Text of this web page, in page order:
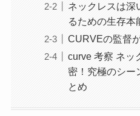
ネックレスは深
るための生存本
CURVEの監督
curve 考察 ネッ
密！究極のシー
とめ